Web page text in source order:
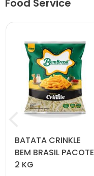
Food Service
BATATA CRINKLE
BEM BRASIL PACOTE
2 KG